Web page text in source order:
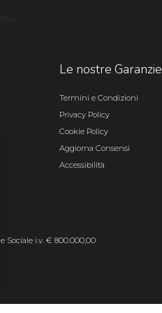
Le nostre Garanzie
Termini e Condizioni
Privacy Policy
Cookie Policy
Aggiorna Consensi
Accessibilità
Sociale i.v. € 800.000,00